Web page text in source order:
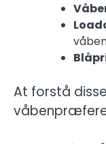
At forstå